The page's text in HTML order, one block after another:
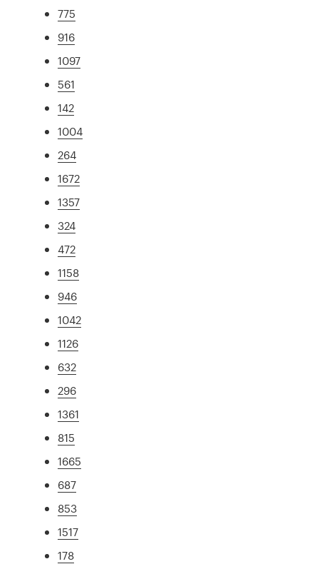
775
916
1097
561
142
1004
264
1672
1357
324
472
1158
946
1042
1126
632
296
1361
815
1665
687
853
1517
178